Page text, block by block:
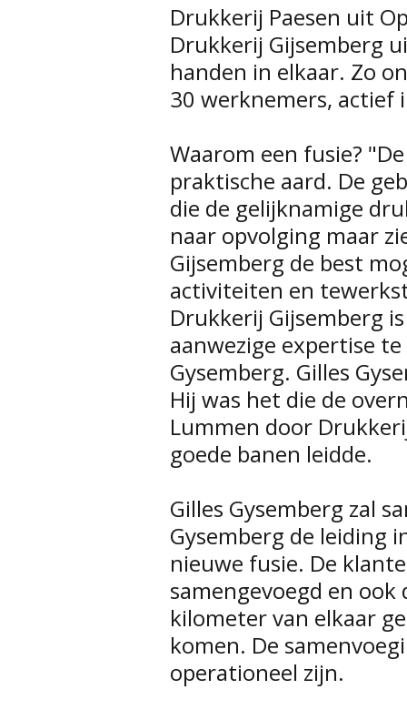
Drukkerij Paesen uit
Drukkerij Gijsemberg
handen in elkaar. Zo
30 werknemers,
Waarom een fusie?
praktische aard. De
die de gelijknamige
naar opvolging maar
Gijsemberg de best
activiteiten en
Drukkerij Gijsemberg
aanwezige expertise
Gysemberg. Gilles
Hij was het die de
Lummen door
goede banen leidde.
Gilles Gysemberg zal
Gysemberg de leiding
nieuwe fusie. De
samengevoegd en
kilometer van elkaar
komen. De
operationeel zijn.